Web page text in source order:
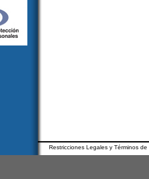
Restricciones Legales y Términos de